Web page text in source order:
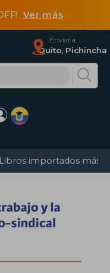
Ver más
Enviar a
Quito, Pichincha
Libros importados más